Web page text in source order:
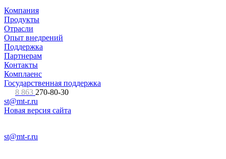
Компания
Продукты
Отрасли
Опыт внедрений
Поддержка
Партнерам
Контакты
Комплаенс
Государственная поддержка
8 863 270-80-30
st@mt-r.ru
Новая версия сайта
st@mt-r.ru